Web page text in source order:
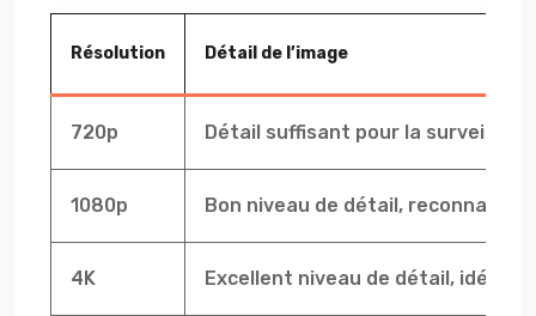
Résolution Détail de l’image
720p Détail suffisant pour la
1080p Bon niveau de détail,
4K Excellent niveau de détail, idéal